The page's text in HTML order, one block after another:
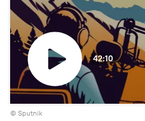
Reproducir
42:10
© Sputnik